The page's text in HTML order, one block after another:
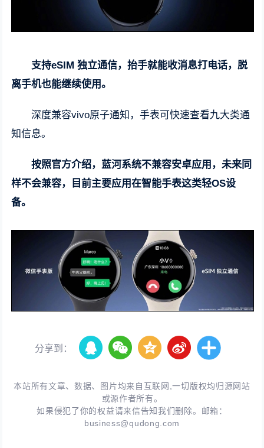
支持eSIM 独立通信，抬手就能收消息打电话，脱
离手机也能继续使用。
深度兼容vivo原子通知，手表可快速查看九大类通
知信息。
按照官方介绍，蓝河系统不兼容安卓应用，未来同
样不会兼容，目前主要应用在智能手表这类轻OS设
备。
分享到：
本站所有文章、数据、图片均来自互联网,一切版权均归源网站
或源作者所有。
如果侵犯了你的权益请来信告知我们删除。邮箱：
business@qudong.com